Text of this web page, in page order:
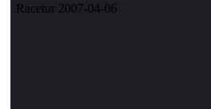
Racetur 2007-04-06